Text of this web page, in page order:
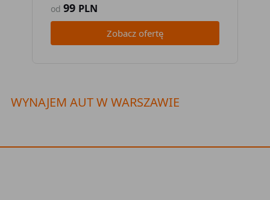
od 99 PLN
Zobacz ofertę
WYNAJEM AUT W WARSZAWIE